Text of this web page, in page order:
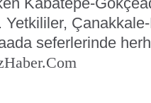
Yetkililer,
seferlerinde